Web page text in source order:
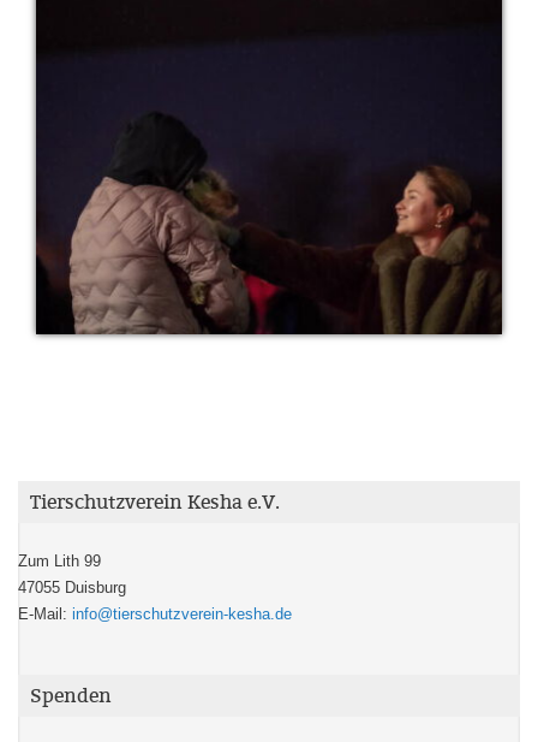
Tierschutzverein Kesha e.V.
Zum Lith 99
47055 Duisburg
E-Mail: info@tierschutzverein-kesha.de
Spenden